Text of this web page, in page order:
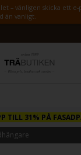
– vänligen skicka ett e-
än vanligt.
TILL 31% PÅ